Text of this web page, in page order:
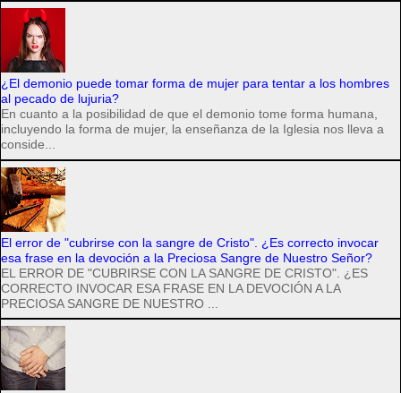
¿El demonio puede tomar forma de mujer para tentar a los hombres
al pecado de lujuria?
En cuanto a la posibilidad de que el demonio tome forma humana,
incluyendo la forma de mujer, la enseñanza de la Iglesia nos lleva a
conside...
El error de "cubrirse con la sangre de Cristo". ¿Es correcto invocar
esa frase en la devoción a la Preciosa Sangre de Nuestro Señor?
EL ERROR DE "CUBRIRSE CON LA SANGRE DE CRISTO". ¿ES
CORRECTO INVOCAR ESA FRASE EN LA DEVOCIÓN A LA
PRECIOSA SANGRE DE NUESTRO ...